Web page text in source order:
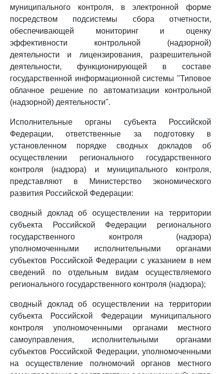
муниципального контроля, в электронной форме
посредством подсистемы сбора отчетности,
обеспечивающей мониторинг и оценку
эффективности контрольной (надзорной)
деятельности и лицензирования, разрешительной
деятельности, функционирующей в составе
государственной информационной системы "Типовое
облачное решение по автоматизации контрольной
(надзорной) деятельности".
Исполнительные органы субъекта Российской
Федерации, ответственные за подготовку в
установленном порядке сводных докладов об
осуществлении регионального государственного
контроля (надзора) и муниципального контроля,
представляют в Министерство экономического
развития Российской Федерации:
сводный доклад об осуществлении на территории
субъекта Российской Федерации регионального
государственного контроля (надзора)
уполномоченными исполнительными органами
субъектов Российской Федерации с указанием в нем
сведений по отдельным видам осуществляемого
регионального государственного контроля (надзора);
сводный доклад об осуществлении на территории
субъекта Российской Федерации муниципального
контроля уполномоченными органами местного
самоуправления, исполнительными органами
субъектов Российской Федерации, уполномоченными
на осуществление полномочий органов местного